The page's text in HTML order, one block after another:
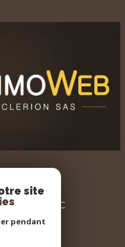
LECLERC
site
pendant